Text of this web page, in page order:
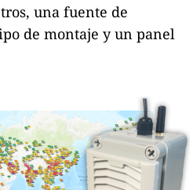
una fuente de
de montaje y un panel